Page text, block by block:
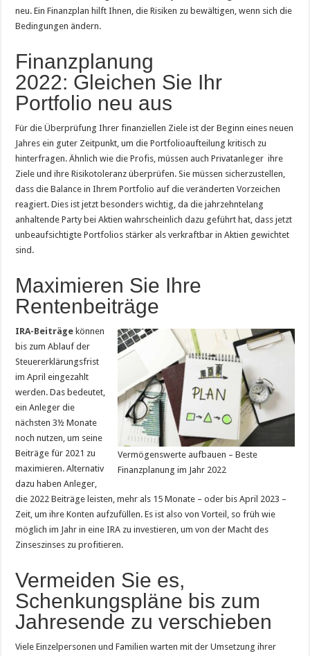
neu. Ein Finanzplan hilft Ihnen, die Risiken zu bewältigen, wenn sich die
Bedingungen ändern.
Finanzplanung
2022: Gleichen Sie Ihr
Portfolio neu aus
Für die Überprüfung Ihrer finanziellen Ziele ist der Beginn eines neuen
Jahres ein guter Zeitpunkt, um die Portfolioaufteilung kritisch zu
hinterfragen. Ähnlich wie die Profis, müssen auch Privatanleger ihre
Ziele und ihre Risikotoleranz überprüfen. Sie müssen sicherzustellen,
dass die Balance in Ihrem Portfolio auf die veränderten Vorzeichen
reagiert. Dies ist jetzt besonders wichtig, da die jahrzehntelang
anhaltende Party bei Aktien wahrscheinlich dazu geführt hat, dass jetzt
unbeaufsichtigte Portfolios stärker als verkraftbar in Aktien gewichtet
sind.
Maximieren Sie Ihre
Rentenbeiträge
Vermögenswerte aufbauen – Beste
Finanzplanung im Jahr 2022
IRA-Beiträge können
bis zum Ablauf der
Steuererklärungsfrist
im April eingezahlt
werden. Das bedeutet,
ein Anleger die
nächsten 3½ Monate
noch nutzen, um seine
Beiträge für 2021 zu
maximieren. Alternativ
dazu haben Anleger,
die 2022 Beiträge leisten, mehr als 15 Monate – oder bis April 2023 –
Zeit, um ihre Konten aufzufüllen. Es ist also von Vorteil, so früh wie
möglich im Jahr in eine IRA zu investieren, um von der Macht des
Zinseszinses zu profitieren.
Vermeiden Sie es,
Schenkungspläne bis zum
Jahresende zu verschieben
Viele Einzelpersonen und Familien warten mit der Umsetzung ihrer